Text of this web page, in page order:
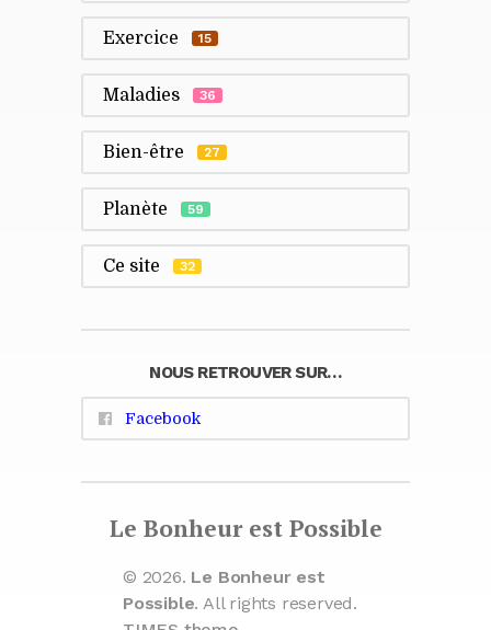
Exercice 15
Maladies 36
Bien-être 27
Planète 59
Ce site 32
NOUS RETROUVER SUR…
Facebook
Le Bonheur est Possible
© 2026. Le Bonheur est
Possible. All rights reserved.